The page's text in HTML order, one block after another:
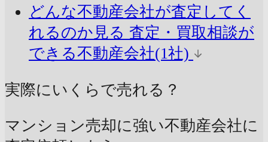
どんな不動産会社が査定してく
れるのか見る 査定・買取相談が
できる不動産会社(1社)
実際にいくらで売れる？
マンション売却に強い不動産会社に